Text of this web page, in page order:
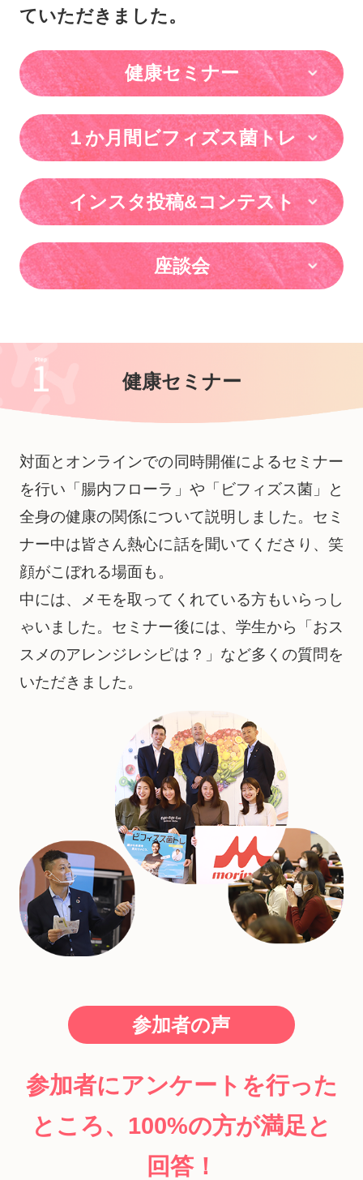
ていただきました。
健康セミナー
１か月間ビフィズス菌トレ
インスタ投稿&コンテスト
座談会
健康セミナー
対面とオンラインでの同時開催によるセミナー
を行い「腸内フローラ」や「ビフィズス菌」と
全身の健康の関係について説明しました。セミ
ナー中は皆さん熱心に話を聞いてくださり、笑
顔がこぼれる場面も。
中には、メモを取ってくれている方もいらっし
ゃいました。セミナー後には、学生から「おス
スメのアレンジレシピは？」など多くの質問を
いただきました。
参加者の声
参加者にアンケートを行った
ところ、100%の方が満足と
回答！